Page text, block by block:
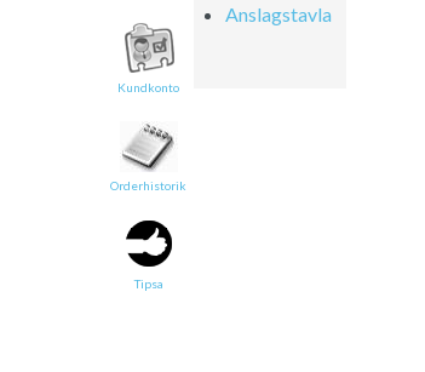
Kundkonto
Orderhistorik
Tipsa
Anslagstavla